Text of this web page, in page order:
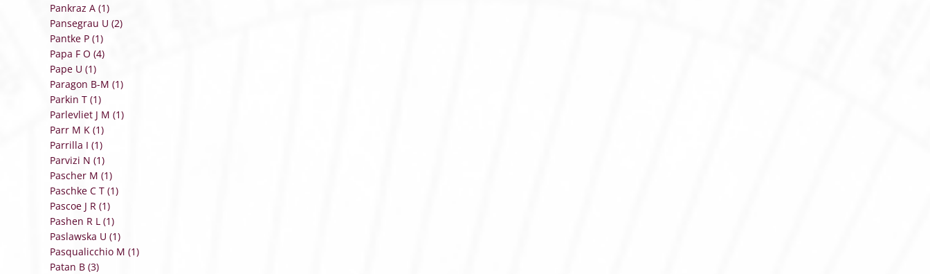
Pankraz A (1)
Pansegrau U (2)
Pantke P (1)
Papa F O (4)
Pape U (1)
Paragon B-M (1)
Parkin T (1)
Parlevliet J M (1)
Parr M K (1)
Parrilla I (1)
Parvizi N (1)
Pascher M (1)
Paschke C T (1)
Pascoe J R (1)
Pashen R L (1)
Paslawska U (1)
Pasqualicchio M (1)
Patan B (3)